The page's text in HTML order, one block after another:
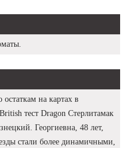
на картах в
тест Dragon Стерлитамак
Георгиевна, 48 лет,
стали более динамичными,